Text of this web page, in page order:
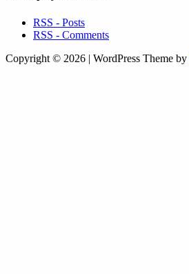
RSS - Posts
RSS - Comments
Copyright © 2026 | WordPress Theme by